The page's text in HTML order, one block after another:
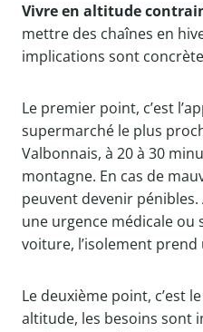
Vivre en altitude
mettre des chaînes en
implications sont
Le premier point, c’est
supermarché le plus
Valbonnais, à 20 à 30
montagne. En cas de
peuvent devenir
une urgence médicale
voiture, l’isolement
Le deuxième point, c’est
altitude, les besoins sont